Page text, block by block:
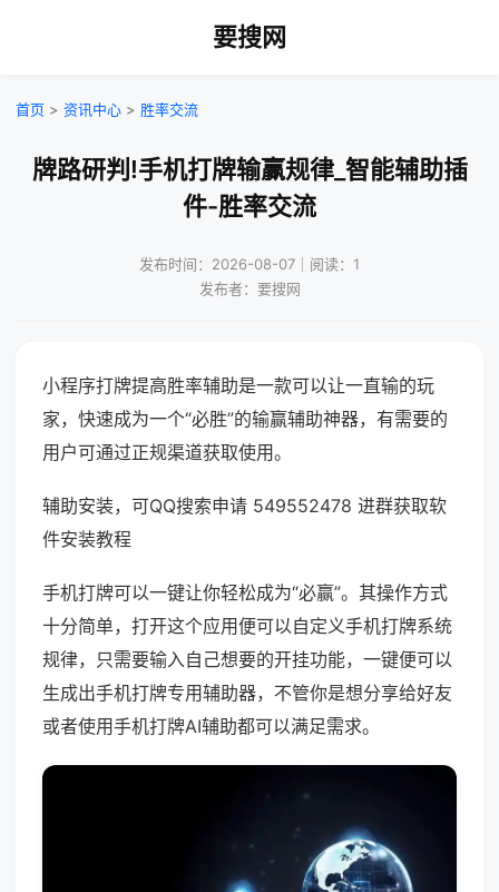
要搜网
首页 > 资讯中心 > 胜率交流
牌路研判!手机打牌输赢规律_智能辅助插
件-胜率交流
发布时间：2026-08-07｜阅读：1
发布者：要搜网
小程序打牌提高胜率辅助是一款可以让一直输的玩
家，快速成为一个“必胜”的输赢辅助神器，有需要的
用户可通过正规渠道获取使用。
辅助安装，可QQ搜索申请 549552478 进群获取软
件安装教程
手机打牌可以一键让你轻松成为“必赢”。其操作方式
十分简单，打开这个应用便可以自定义手机打牌系统
规律，只需要输入自己想要的开挂功能，一键便可以
生成出手机打牌专用辅助器，不管你是想分享给好友
或者使用手机打牌AI辅助都可以满足需求。